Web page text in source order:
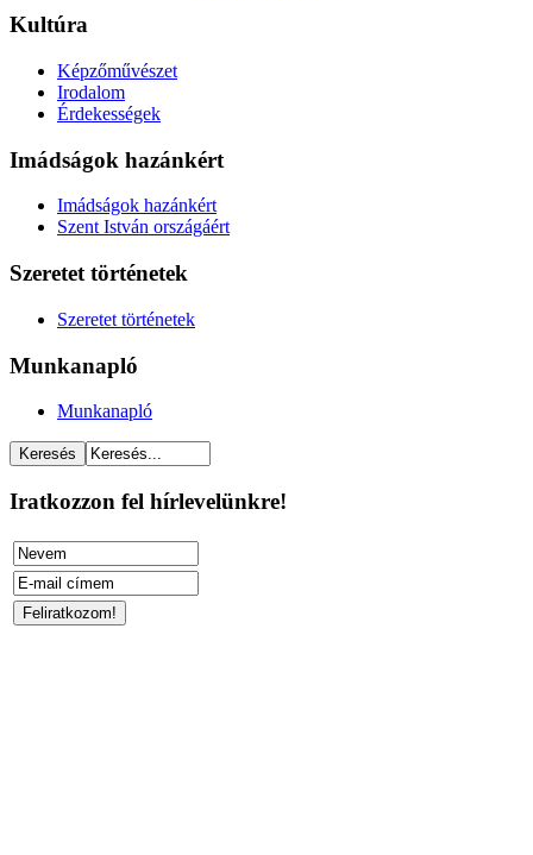
Kultúra
Képzőművészet
Irodalom
Érdekességek
Imádságok hazánkért
Imádságok hazánkért
Szent István országáért
Szeretet történetek
Szeretet történetek
Munkanapló
Munkanapló
Iratkozzon fel hírlevelünkre!